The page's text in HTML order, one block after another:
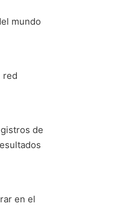
mundo
red
de
en el